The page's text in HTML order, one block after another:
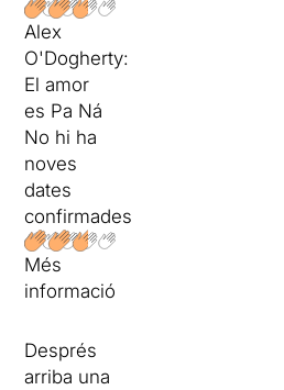
Alex
O'Dogherty:
El amor
es Pa Ná
No hi ha
noves
dates
confirmades
Més
informació
Després
arriba una